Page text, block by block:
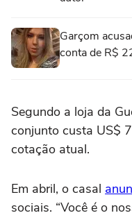
Garçom
conta de R$
Segundo a loja da
conjunto custa US$
cotação atual.
Em abril, o casal
sociais. “Você é o